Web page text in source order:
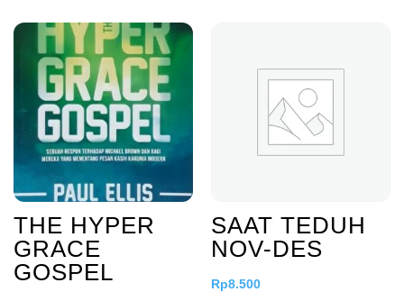
THE HYPER
GRACE
GOSPEL
SAAT TEDUH
NOV-DES
Rp8.500